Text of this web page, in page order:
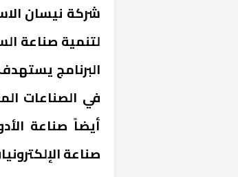
شركة نيسان
لتنمية صناعة
في الصناعات
أيضاً صناعة
صناعة